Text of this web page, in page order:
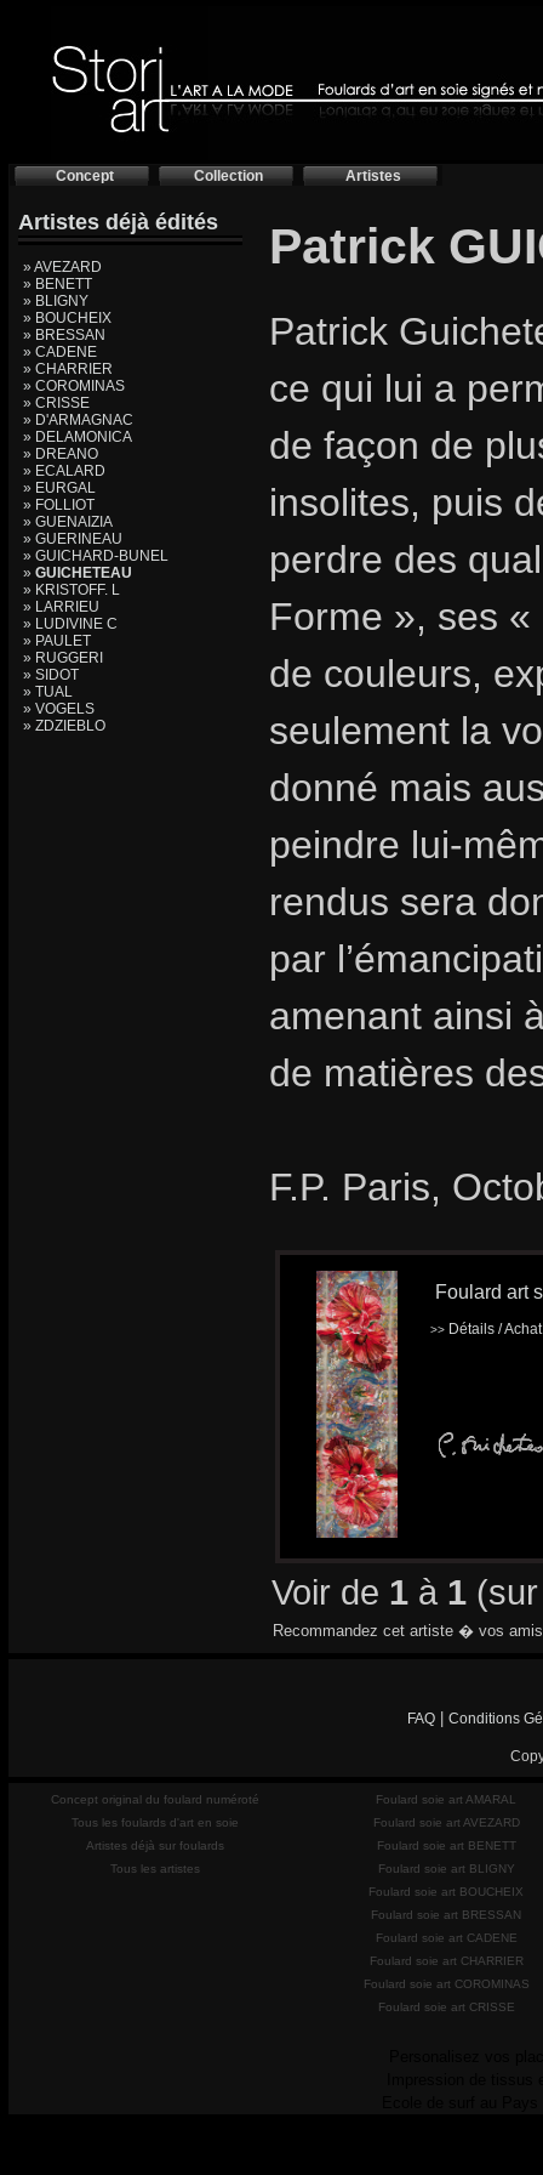
Concept Collection Artistes
Artistes déjà édités
» AVEZARD
» BENETT
» BLIGNY
» BOUCHEIX
» BRESSAN
» CADENE
» CHARRIER
» COROMINAS
» CRISSE
» D'ARMAGNAC
» DELAMONICA
» DREANO
» ECALARD
» EURGAL
» FOLLIOT
» GUENAIZIA
» GUERINEAU
» GUICHARD-BUNEL
» GUICHETEAU
» KRISTOFF. L
» LARRIEU
» LUDIVINE C
» PAULET
» RUGGERI
» SIDOT
» TUAL
» VOGELS
» ZDZIEBLO
Patrick
Patrick
ce qui lui a
de façon de
insolites, puis
perdre des
Forme », ses «
de couleurs,
seulement la
donné mais
peindre lui-
rendus sera
par
amenant ainsi
de matières
F.P. Paris,
Foulard art
>> Détails /
Voir de 1 à 1
Recommandez cet artiste � vos
FAQ Conditions
Concept original du foulard numéroté
Tous les foulards d'art en soie
Artistes déjà sur foulards
Tous les artistes
Foulard soie art AMARAL
Foulard soie art AVEZARD
Foulard soie art BENETT
Foulard soie art BLIGNY
Foulard soie art BOUCHEIX
Foulard soie art BRESSAN
Foulard soie art CADENE
Foulard soie art CHARRIER
Foulard soie art COROMINAS
Foulard soie art CRISSE